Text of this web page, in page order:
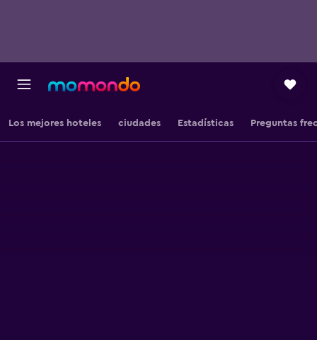
Los mejores hoteles ciudades Estadísticas Preguntas